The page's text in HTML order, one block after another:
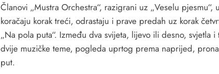
Članovi „Mustra Orchestra“, razigrani uz „Veselu pjesmu“,
koračaju korak treći, odrastaju i prave predah uz korak
„Na pola puta“. Između dva svijeta, lijevo ili desno, svjetla
dvije muzičke teme, pogleda uprtog prema naprijed,
put.